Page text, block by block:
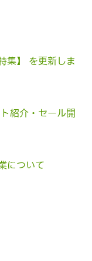
集】 を更新しま
紹介・セール開
について